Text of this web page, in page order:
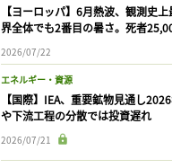
【ヨーロッパ】6月熱波、観測史
界全体でも2番目の暑さ。死者
2026/07/22
エネルギー・資源
【国際】IEA、重要鉱物見通し
や下流工程の分散では投資遅れ
2026/07/21